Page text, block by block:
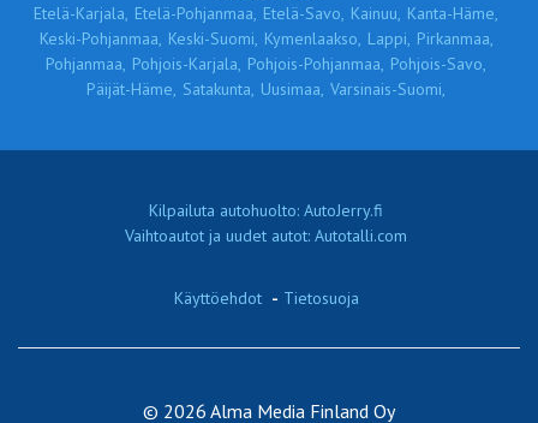
Etelä-Karjala, Etelä-Pohjanmaa, Etelä-Savo, Kainuu, Kanta-Häme,
Keski-Pohjanmaa, Keski-Suomi, Kymenlaakso, Lappi, Pirkanmaa,
Pohjanmaa, Pohjois-Karjala, Pohjois-Pohjanmaa, Pohjois-Savo,
Päijät-Häme, Satakunta, Uusimaa, Varsinais-Suomi,
Kilpailuta autohuolto: AutoJerry.fi
Vaihtoautot ja uudet autot: Autotalli.com
Käyttöehdot - Tietosuoja
© 2026 Alma Media Finland Oy